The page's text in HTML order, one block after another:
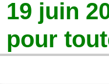
19 juin
pour